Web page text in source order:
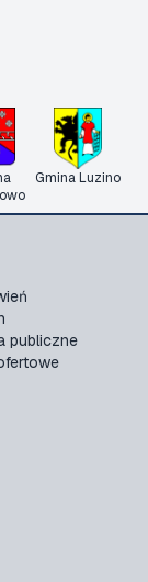
Gmina Luzino
publiczne